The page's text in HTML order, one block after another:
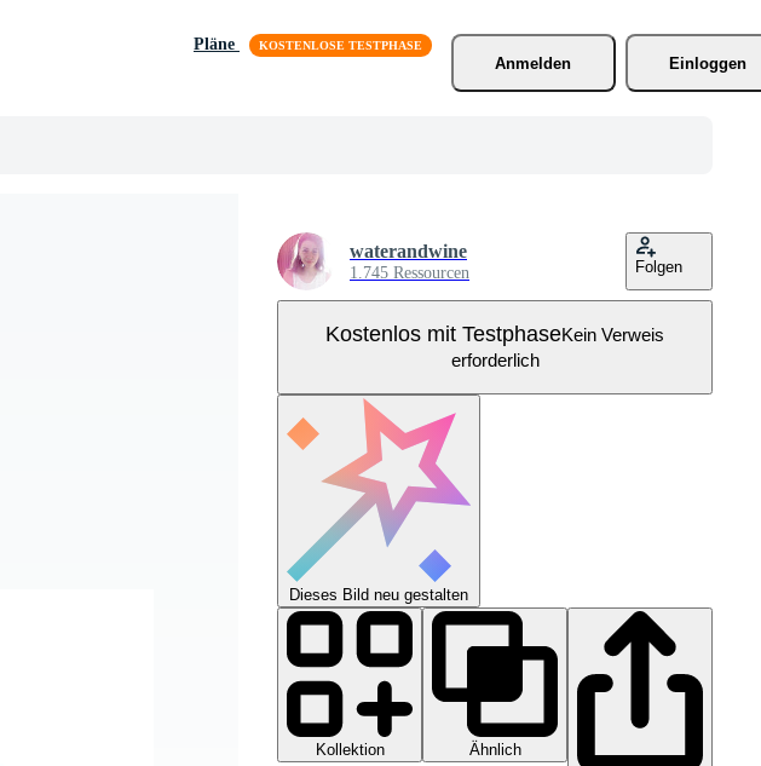
Pläne
Anmelden
Einloggen
waterandwine
1.745 Ressourcen Folgen
Kostenlos mit TestphaseKein Verweis
erforderlich
Dieses Bild neu gestalten
Kollektion
Ähnlich